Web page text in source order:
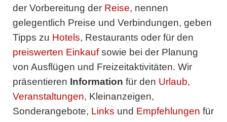
der Vorbereitung der Reise, nennen
gelegentlich Preise und Verbindungen, geben
Tipps zu Hotels, Restaurants oder für den
preiswerten Einkaufsowie bei der Planung
von Ausflügen und Freizeitaktivitäten. Wir
präsentieren Information für den Urlaub,
Veranstaltungen, Kleinanzeigen,
Sonderangebote, Links und Empfehlungen für